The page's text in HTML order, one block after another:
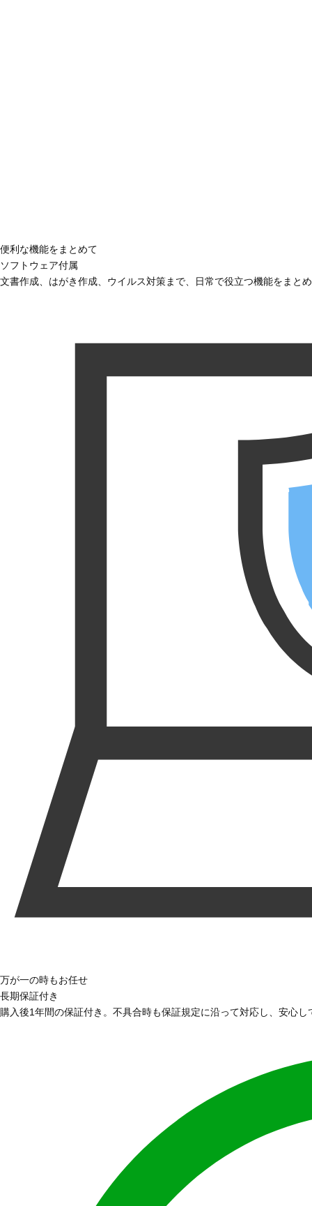
便利な機能をまとめて
ソフトウェア付属
文書作成、はがき作成、ウイルス対策まで、日常で役立つ機能をまと
万が一の時もお任せ
長期保証付き
購入後1年間の保証付き。不具合時も保証規定に沿って対応し、安心